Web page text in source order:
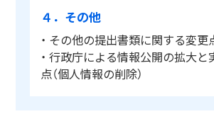
４．その他
・ その他の提出書類に関する変更
・ 行政庁による情報公開の拡大
点（個人情報の削除）